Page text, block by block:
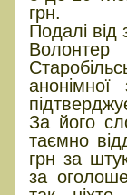
грн.
Подалі від
анонімної
За його
таємно
грн за
за